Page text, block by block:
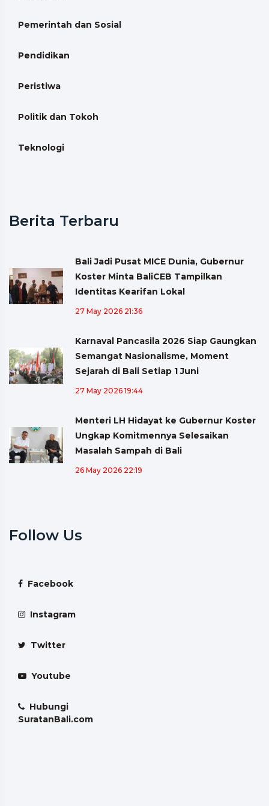
Pemerintah dan Sosial
Pendidikan
Peristiwa
Politik dan Tokoh
Teknologi
Berita Terbaru
Bali Jadi Pusat MICE Dunia, Gubernur
Koster Minta BaliCEB Tampilkan
Identitas Kearifan Lokal
27 May 2026 21:36
Karnaval Pancasila 2026 Siap Gaungkan
Semangat Nasionalisme, Moment
Sejarah di Bali Setiap 1 Juni
27 May 2026 19:44
Menteri LH Hidayat ke Gubernur Koster
Ungkap Komitmennya Selesaikan
Masalah Sampah di Bali
26 May 2026 22:19
Follow Us
Facebook
Instagram
Twitter
Youtube
Hubungi
SuratanBali.com